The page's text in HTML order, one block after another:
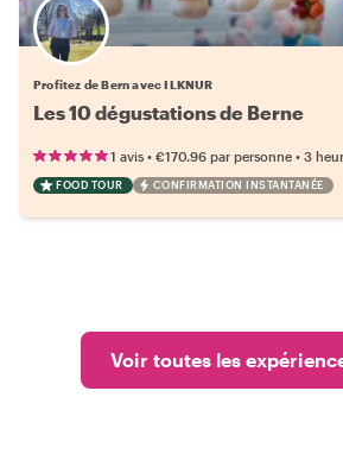
Profitez de Bern avec ILKNUR
Les 10 dégustations de Berne
1 avis • €170.96 par personne • 3
FOOD TOUR CONFIRMATION INSTANTANÉE
Voir toutes les